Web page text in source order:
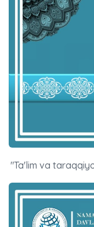
"Ta'lim va